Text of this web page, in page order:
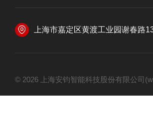
上海市嘉定区黄渡工业园谢春路
© 2026 上海安钧智能科技股份有限公司